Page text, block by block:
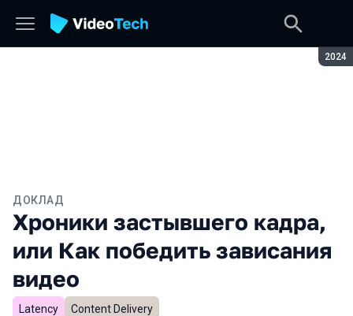
2024
ДОКЛАД
Хроники застывшего кадра,
или Как победить зависания
видео
Latency Content Delivery